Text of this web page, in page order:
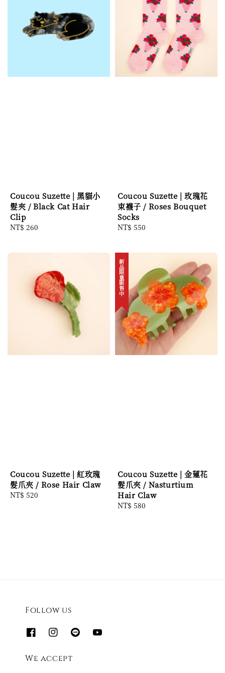
Coucou Suzette | 黑貓小
髮夾 / Black Cat Hair
Clip
Regular
NT$ 260
Coucou Suzette | 玫瑰花
束襪子 / Roses Bouquet
Socks
Regular
NT$ 550
Coucou Suzette | 紅玫瑰
髮爪夾 / Rose Hair Claw
Regular
NT$ 520
新品限量販售中
Coucou Suzette | 金蓮花
髮爪夾 / Nasturtium
Hair Claw
Regular
NT$ 580
Follow us
We accept